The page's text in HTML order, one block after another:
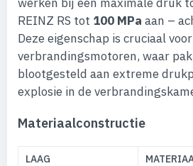
REINZ RS tot 100 MPa aan –
Deze eigenschap is cruciaal
verbrandingsmotoren, waar
blootgesteld aan extreme
explosie in de
Materiaalconstructie
LAAG